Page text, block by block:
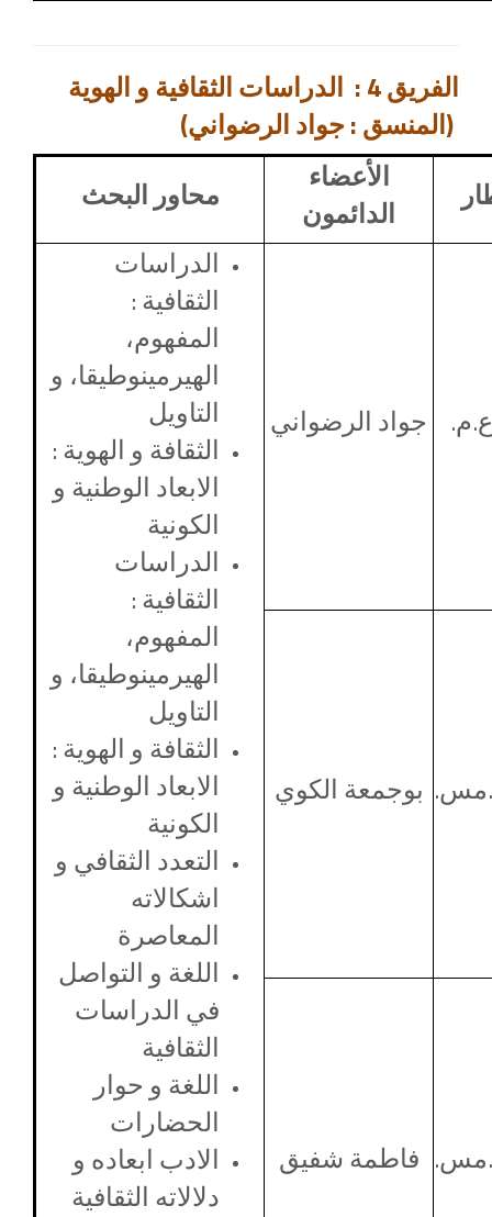
الفريق 4 :
الدراسات الثقافية و الهوية
(المنسق : جواد الرضواني)
الأعضاء
الدائمون
محاور البحث
جواد الرضواني
الدراسات
الثقافية :
المفهوم،
الهيرمينوطيقا، و
التاويل
الثقافة و الهوية :
الابعاد الوطنية و
الكونية
الدراسات
الثقافية :
المفهوم،
الهيرمينوطيقا، و
التاويل
الثقافة و الهوية :
الابعاد الوطنية و
الكونية
التعدد الثقافي و
اشكالاته
المعاصرة
اللغة و التواصل
في الدراسات
الثقافية
اللغة و حوار
الحضارات
الادب ابعاده و
دلالاته الثقافية
بوجمعة الكوي
فاطمة شفيق